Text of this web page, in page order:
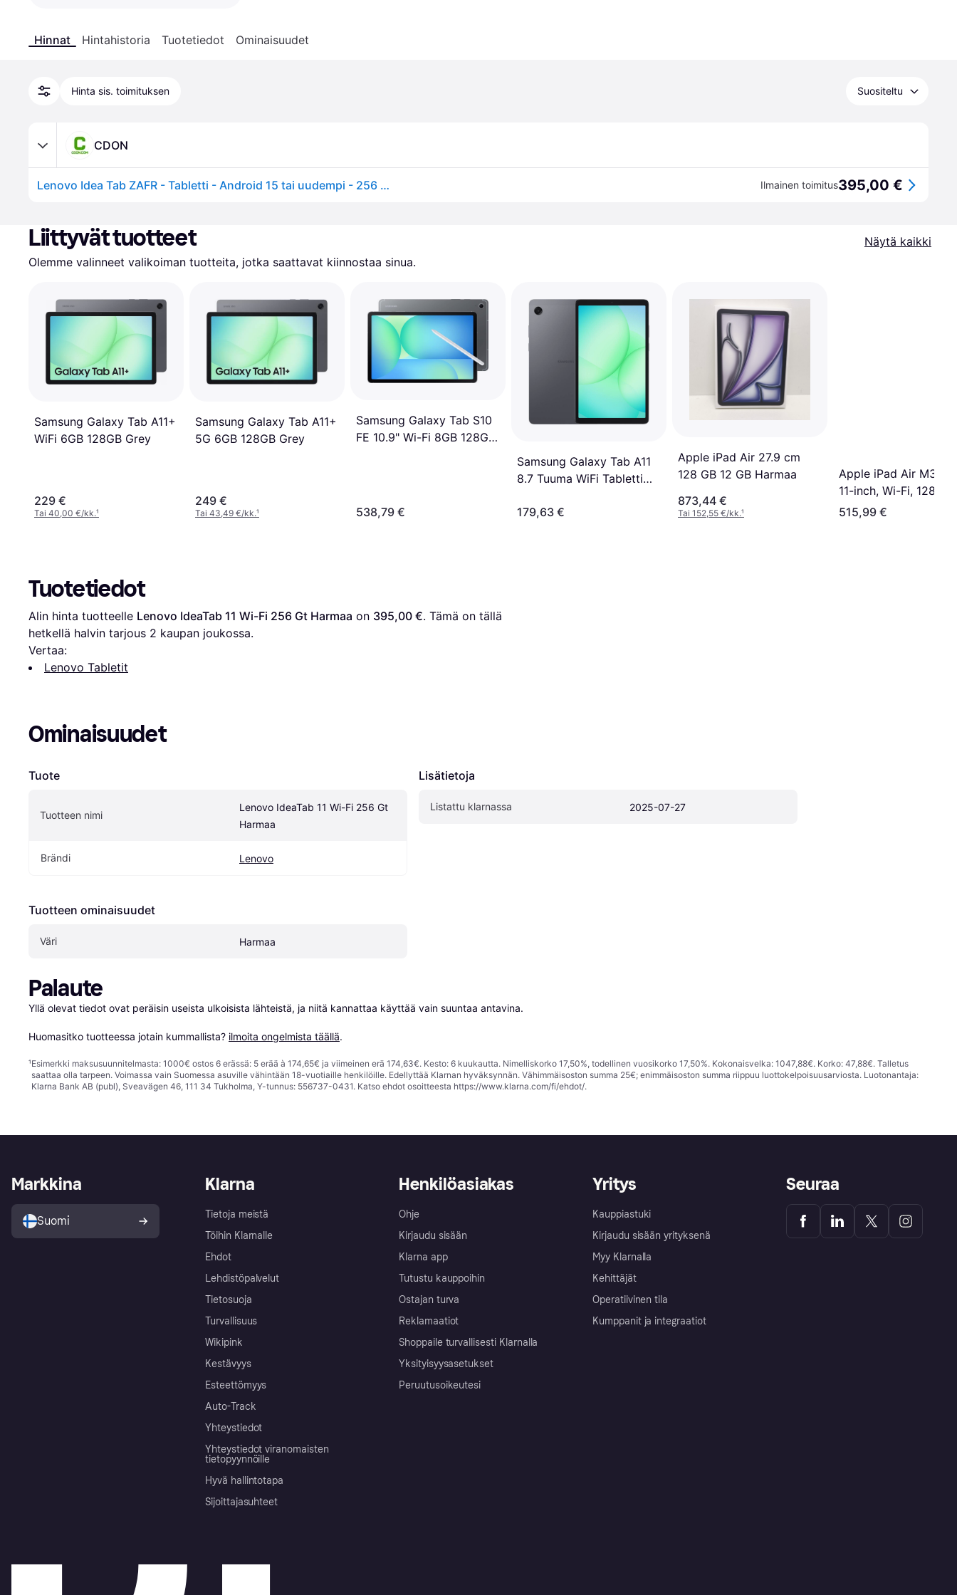
Hinnat Hintahistoria Tuotetiedot Ominaisuudet
Hinta sis. toimituksen Suositeltu
CDON
Lenovo Idea Tab ZAFR - Tabletti - Android 15 tai uudempi - 256 GB UFS-kortti - 11" IPS (2560 x 1600) - microSD-korttipaikka - luna harmaa Ilmainen toimitus395,00 €
Liittyvät tuotteet
Näytä kaikki
Olemme valinneet valikoiman tuotteita, jotka saattavat kiinnostaa sinua.
Samsung Galaxy Tab A11+
WiFi 6GB 128GB Grey
229 €
Tai 40,00 €/kk.¹
Samsung Galaxy Tab A11+
5G 6GB 128GB Grey
249 €
Tai 43,49 €/kk.¹
Samsung Galaxy Tab S10
FE 10.9" Wi-Fi 8GB 128GB
538,79 €
Samsung Galaxy Tab A11
8.7 Tuuma WiFi Tabletti
179,63 €
Apple iPad Air 27.9 cm
128 GB 12 GB Harmaa
873,44 €
Tai 152,55 €/kk.¹
Apple iPad Air M3
11-inch, Wi-Fi, 128GB,
Space Grey
515,99 €
Tuotetiedot
Alin hinta tuotteelle Lenovo IdeaTab 11 Wi-Fi 256 Gt Harmaa on 395,00 €. Tämä on tällä
hetkellä halvin tarjous 2 kaupan joukossa.
Vertaa:
Lenovo Tabletit
Ominaisuudet
Tuote
Tuotteen nimi
Lenovo IdeaTab 11 Wi-Fi 256 Gt
Harmaa
Brändi Lenovo
Tuotteen ominaisuudet
Väri Harmaa
Lisätietoja
Listattu klarnassa 2025-07-27
Palaute
Yllä olevat tiedot ovat peräisin useista ulkoisista lähteistä, ja niitä kannattaa käyttää vain suuntaa antavina.
Huomasitko tuotteessa jotain kummallista? ilmoita ongelmista täällä.
¹Esimerkki maksusuunnitelmasta: 1000€ ostos 6 erässä: 5 erää à 174,65€ ja viimeinen erä 174,63€. Kesto: 6 kuukautta. Nimelliskorko 17,50%, todellinen vuosikorko 17,50%. Kokonaisvelka: 1047,88€. Korko: 47,88€. Talletus
saattaa olla tarpeen. Voimassa vain Suomessa asuville vähintään 18-vuotiaille henkilöille. Edellyttää Klarnan hyväksynnän. Vähimmäisoston summa 25€; enimmäisoston summa riippuu luottokelpoisuusarviosta. Luotonantaja:
Klarna Bank AB (publ), Sveavägen 46, 111 34 Tukholma, Y-tunnus: 556737-0431. Katso ehdot osoitteesta https://www.klarna.com/fi/ehdot/.
Klarna
Tietoja meistä
Töihin Klarnalle
Ehdot
Lehdistöpalvelut
Tietosuoja
Turvallisuus
Wikipink
Kestävyys
Esteettömyys
Auto-Track
Yhteystiedot
Yhteystiedot viranomaisten
tietopyynnöille
Hyvä hallintotapa
Sijoittajasuhteet
Henkilöasiakas
Ohje
Kirjaudu sisään
Klarna app
Tutustu kauppoihin
Ostajan turva
Reklamaatiot
Shoppaile turvallisesti Klarnalla
Yksityisyysasetukset
Peruutusoikeutesi
Yritys
Kauppiastuki
Kirjaudu sisään yrityksenä
Myy Klarnalla
Kehittäjät
Operatiivinen tila
Kumppanit ja integraatiot
Markkina
Suomi
Seuraa